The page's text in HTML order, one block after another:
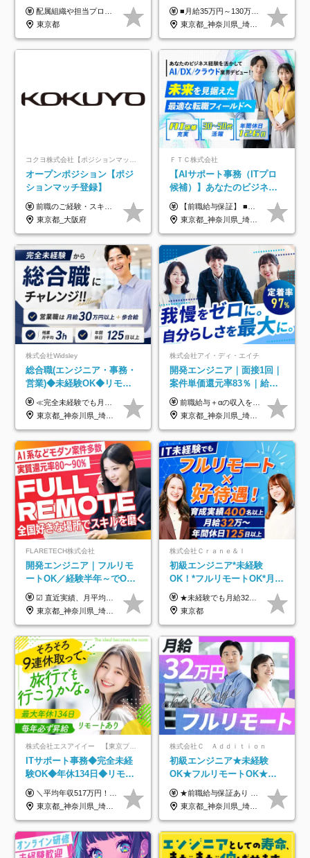
配属組織や担当プロジェクトにより異なります。 ▼参考情報 ----------------------- 年俸650万～（1/12を月々支給） ※経験、能力を考慮の上、当社規定により優遇いたします。 ※時間外、休日出勤、深夜手当に対する賃金も基本年俸に含みます。
東京都
迎*年休134日*月給35万～*
定着率100%
■月給35万円～130万円＋賞与年2回＋各種手当 ※システムエンジニアの経験をお持ちの方は月給41万円以上＋賞与年2回（108万円～）＋手当 ■単価（年収）アップのチャンスは最大年12回 ※残業代は1分単位で100％全額支給。サービス残業などは一切ありません ※試用期間6ヵ月（試用期間中の待遇・給与に差はありません）
東京都_神奈川県_埼玉県_千葉県_大阪府_愛知県_北海道_青森県_岩手県_宮城県_秋田県_山形県_福島県_茨城県_栃木県_群馬県_新潟県_山梨県_長野県_富山県_石川県_福井県_静岡県_岐阜県_三重県_兵庫県_京都府_滋賀県_奈良県_和歌山県_広島県_岡山県_鳥取県_島根県_山口県_徳島県_香川県_愛媛県_高知県_福岡県_熊本県_佐賀県_長崎県_大分県_宮崎県_鹿児島県_沖縄県
コクヨ株式会社【ポジションマッチ登録】
オープンポジション【ポジ
ションマッチ登録】
前職のご経験・スキル等を考慮して決定します。
東京都_大阪府
ＦＴＣ株式会社
【AIサポート事務（ITプロ
候補）】あなたのビジネス
経験をAI業界で活かす◆IT
未経験OK◆目指せるコンサ
ル
【前職給与保証】 ■未経験者： 月給30万円～35万円 ■ローキャリア（経験目安1年程度）： 月給35万円～40万円 ■経験者（経験目安3年以上）： 月給40万円～60万円 ■即戦力（経験目安5年以上）： 月給45万円～80万円 ※上記金額には固定残業代30時間分 【未経験者5万5000円～7万3000円、 ローキャリア6万4000円～7万3000円、 経験者5万8000円～10万9000円、 即戦力8万2000円～14万5000円】を含みます。 ※30時間を超える場合は追加で全額支給します。 ※経験・能力・前職給与などを総合的に評価したうえでご納得いただけるよう個別決定。 未経験者の場合、前職給与とポテンシャルを査定のうえ決定いたします。 ※日本国内でのIT業界経験、または同等の実務経験と能力に応じて決定します。 ※前職給与は日本円かつ、日本国内での実績に基づき評価します。 【納得の評価システム】 ★クォーター毎に査定する評価制度導入！ 明確な評価基準で翌年度年収を上げましょう！ ★評価対象期間に在籍中のほとんどの社員が昇給し 年収アップを実現しています！ ★様々なインセンティブ制度を用意し多角的に正当評価しています！ ※試用期間6カ月（期間中の待遇等に差異なし）
東京都_神奈川県_埼玉県_千葉県
株式会社Widsley
総合職(エンジニア・事務・
営業)◆未経験OK◆リモー
トあり◆残業月3h◆服装髪
型自由
≪完全未経験でも月給40万円以上も可能です！≫ -------------- 【1】ITエンジニア 月給26万円～50万円＋プロジェクト手当＋資格手当 【2】IT事務、営業事務 月給26万円～50万円＋プロジェクト手当＋資格手当 ≪【1】【2】共通≫ ★上記給与には固定残業代20時間分(月3万719円～)を含みます。残業が超過した場合は、追加支給します(残業は月平均3時間とほぼ発生しません。残業がなくても、固定残業代は支給されます) ★試用期間6ヵ月あり（期間中は月給23万1000円～。固定残業代20時間分3万719円～を含む／超過分は別途支給） -------------- 【3】SES営業、SaaS営業 月給30万円以上＋インセンティブ＋各種手当 ★上記給与には固定残業代45時間分(月7万6967円～)を含みます。残業が超過した場合は、追加支給します(残業は月平均3時間とほぼ発生しません。残業がなくても、固定残業代は支給されます) ★試用期間6ヵ月あり(期間中も給与や福利厚生は同じです)
東京都_神奈川県_埼玉県_千葉県_大阪府_愛知県_北海道_青森県_岩手県_宮城県_秋田県_山形県_福島県_茨城県_栃木県_群馬県_新潟県_山梨県_長野県_富山県_石川県_福井県_静岡県_岐阜県_三重県_兵庫県_京都府_滋賀県_奈良県_和歌山県_広島県_岡山県_鳥取県_島根県_山口県_徳島県_香川県_愛媛県_高知県_福岡県_熊本県_佐賀県_長崎県_大分県_宮崎県_鹿児島県_沖縄県
株式会社アイ・ディ・エイチ
開発エンジニア｜面接1回｜
案件単価還元率83％｜給与
UP保証｜年休140日｜在宅
利用率9割｜独立支援・副業
制度
前職給与＋αの収入を保証 月給42万円～120万円＋各種手当＋賞与 給与基準が明確かつ高還元です。 一人ひとりが安定した環境のもと、長く活躍できる職場を目指しています。 ※平均年収650万円 ・還元率83％ ・各種手当について 職能手当／職務手当／資格手当／営業手当 など ※前職での経験・能力、給与などを考慮の上、当社規定により優遇いたします ※試用期間あり（3ヶ月／期間中の条件に変動はありません） ※上記金額には固定残業代（78,948円～225,564円/月30時間分）を含みます 超過分は別途全額支給いたします ・年収UPを保証 過去には転職時に〈年収200万円UP〉したエンジニアも在籍しています。入社時だけでなく、入社後も安心の給与水準で働ける環境です。キャリアや技術力が正当に評価されていないと感じていたら、一度面接でお話ししましょう！ 当社では管理職の人数は最低限にし、無駄な管理をしません。その費用削減分を社員の給与に還元しています！
東京都_神奈川県_埼玉県_千葉県_大阪府_愛知県_北海道_青森県_岩手県_宮城県_秋田県_山形県_福島県_茨城県_栃木県_群馬県_新潟県_山梨県_長野県_富山県_石川県_福井県_静岡県_岐阜県_三重県_兵庫県_京都府_滋賀県_奈良県_和歌山県_広島県_岡山県_鳥取県_島根県_山口県_徳島県_香川県_愛媛県_高知県_福岡県_熊本県_佐賀県_長崎県_大分県_宮崎県_鹿児島県_沖縄県
FLARETECH株式会社
開発エンジニア｜フルリモ
ートOK／経験半年～でOK
／実質還元率80～90%／前
給保証／AI系など最先端案
件多数
☑︎ 直近実績、月平均17,000円の昇給 ☑︎ 前職給与100%保証 ☑︎ 実質還元率80～90% ☑︎ 待機時も給与は満額支給 月給35万円～70万円＋交通費など各種手当 ※想定年収：4,200,000円～10,560,000円 ※経験・能力等を考慮の上で決定します。 ※上記金額には、みなし残業手当（50時間分・104,000円～212,000円）を含みます。超過分は別途追加支給します。 ┗残業時間は月平均10時間、多い時でも20時間程度と安定しております ★単価連動型の給与体系ではないため、万が一待機になってもその間の給与は満額支給しています。 ＜1年間の昇給事例をご紹介！＞ ・20代/フロントエンドエンジニア：月給274,000円→月給362,000円（＋88,000円/月） ・20代/iOSエンジニア：月給237,000円→月給287,000円（＋50,000円/月） ・20代/Androidエンジニア：月給316,000円→月給374,000円（＋58,000円/月） ・30代/Javaエンジニア（上流）：月給340,000円→月給418,000円（＋78,000円/月） ・30代/PMO：月給340,000円→月給418,000円（＋78,000円/月）
東京都_神奈川県_埼玉県_千葉県_大阪府_愛知県_北海道_青森県_岩手県_宮城県_秋田県_山形県_福島県_茨城県_栃木県_群馬県_新潟県_山梨県_長野県_富山県_石川県_福井県_静岡県_岐阜県_三重県_兵庫県_京都府_滋賀県_奈良県_和歌山県_広島県_岡山県_鳥取県_島根県_山口県_徳島県_香川県_愛媛県_高知県_福岡県_熊本県_佐賀県_長崎県_大分県_宮崎県_鹿児島県_沖縄県
株式会社Ｃｒａｎｅ＆Ｉ
初級エンジニア*未経験
OK！*フルリモートOK*月給
32万～*残業月9.8h*1ヶ月の
研修*資格取得率100％
★未経験でも月給32万円スタート★ 月収32万円～35万円＋各種手当（資格手当だけで毎月15万の上乗せ実績あり！） ★資格手当豊富！1資格につき最大3万円支給 ★功績手当の導入で、毎月のお給与に上乗せで最大10万円支給している社員も！ ★1回の昇級で年収数十万UPも可 ★ゆくゆくは年収1000万以上も目指せる 年俸384万円～1,162万8,000円（12分割） ※経験・スキルを考慮の上決定します ※上記金額には固定残業代（月30h分・60,800円～66,500円）を含みます ※超過分は別途全額支給します ※試用期間2ヶ月間あり（その他待遇に差異はありません）
東京都
株式会社エスアイイー 【東京プロマーケット上場】
ITサポート事務◆完全未経
験OK◆年休134日◆リモー
トOK◆残業月7h以下◆賞与
年3回◆5年目まで必ず昇給
＼平均年収517万円！入社5年目まで毎年必ず昇給／ ■賞与年3回 ■年収800万円以上も可 ■入社3年以上の平均年収469.2万円 月給23万2000円以上＋賞与年3回＋各種手当 ☆入社5年目まで最大1万5000円の定期昇給を確約 ┃各種手当充実 ・規定の資格を取得すれば、2000円～5万円を毎月支給（2万4000円～60万円／年） ・研修中に取得した取得率95％の資格でも研修後の給料UP ※月給は年齢・経験・能力を考慮して、優遇いたします ※上記月給金額は固定残業代（20時間/3万1300円円以上）を含み、超過分は別途支給いたします ※試用期間（6ヶ月）は月給に変動はありますが、その他待遇に差異はありません ├入社後1ヶ月～3ヶ月間は、月給20万1900円となります └上記金額は固定残業代（10時間／1万6000円）を含み、超過分は別途支給いたします
東京都_神奈川県_埼玉県_千葉県_大阪府_愛知県_北海道_青森県_岩手県_宮城県_秋田県_山形県_福島県_茨城県_栃木県_群馬県_新潟県_山梨県_長野県_富山県_石川県_福井県_静岡県_岐阜県_三重県_兵庫県_京都府_滋賀県_奈良県_和歌山県_広島県_岡山県_鳥取県_島根県_山口県_徳島県_香川県_愛媛県_高知県_福岡県_熊本県_佐賀県_長崎県_大分県_宮崎県_鹿児島県_沖縄県
株式会社Ｃ Ａｄｄｉｔｉｏｎ
初級エンジニア★未経験
OK★フルリモートOK★月
給32万円～★残業月10h＆
年休120日以上★副業可
★前職給与保証あり ★月給32万円以上＋インセンティブあり 月給32万円以上＋インセンティブ＋各種手当 ※上記には固定残業代（月30時間・44,400円～）を含みます ※超過分は別途支給します ※試用期間はございません ★＼成果＝あなたの収入／★ 【1】案件単価ー8万円＝あなたの給与 参画したプロジェクトの案件単価から 一律8万円引いた金額があなたの給与です！ （月給例） ■1人称での構築・小規模な詳細設計 案件単価55万円ー8万円＝月給47万円（還元率85.5%） ■大型案件の設計・構築やプロジェクト管理 案件単価90万円ー8万円＝月給82万円（還元率91.1%） ‥‥‥‥‥‥‥‥‥‥‥‥‥‥‥‥‥‥ 【2】月給の他にも豊富なインセンティブあり 全員が月3～13万円のインセンティブをゲットしています！ ≪インセンティブ制度≫ 稼働している現場で増員・交代が発生し、 当社の人員を配属が決定した際に支給。 ◇C Addition正社員が参画 ：実粗利の10%／毎月 ◇協力会社所属の社員が参画：実粗利の30%／毎月 ≪リファラル制度≫ あなたの知り合いが当社のメンバーになった際に、 毎月1人あたり2万円支給します◎ ‥‥‥‥‥‥‥‥‥‥‥‥‥‥‥‥‥‥
東京都_神奈川県_埼玉県_千葉県_大阪府_愛知県_北海道_青森県_岩手県_宮城県_秋田県_山形県_福島県_茨城県_栃木県_群馬県_新潟県_山梨県_長野県_富山県_石川県_福井県_静岡県_岐阜県_三重県_兵庫県_京都府_滋賀県_奈良県_和歌山県_広島県_岡山県_鳥取県_島根県_山口県_徳島県_香川県_愛媛県_高知県_福岡県_熊本県_佐賀県_長崎県_大分県_宮崎県_鹿児島県_沖縄県